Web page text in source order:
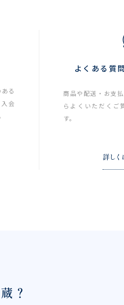
る
会
よくある質
商品や配送・お支
らよくいただくご
す。
詳しく
？